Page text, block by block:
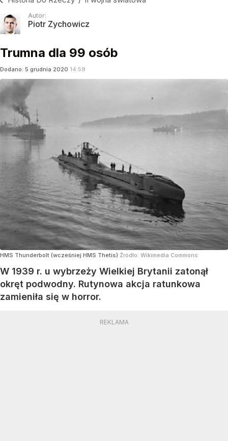
Autor:
Piotr Zychowicz
Trumna dla 99 osób
Dodano: 5 grudnia 2020 14:59
HMS Thunderbolt (wcześniej HMS Thetis) Źródło: Wikimedia Commons
W 1939 r. u wybrzeży Wielkiej Brytanii zatonął
okręt podwodny. Rutynowa akcja ratunkowa
zamieniła się w horror.